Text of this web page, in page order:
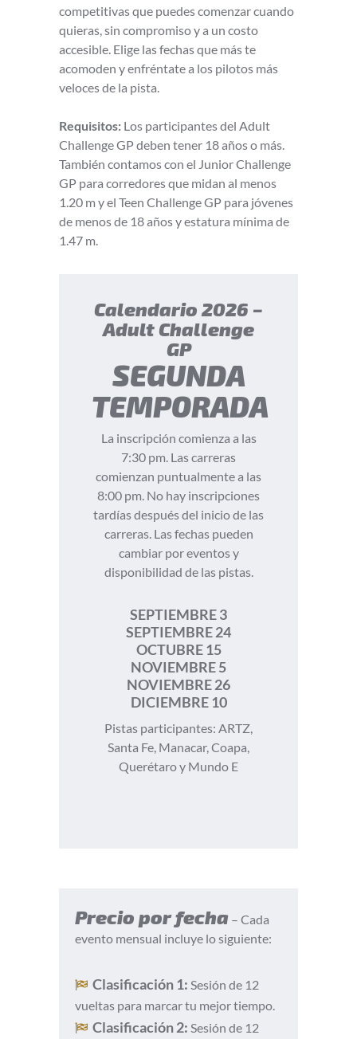
competitivas que puedes comenzar cuando
quieras, sin compromiso y a un costo
accesible. Elige las fechas que más te
acomoden y enfréntate a los pilotos más
veloces de la pista.
Requisitos: Los participantes del Adult
Challenge GP deben tener 18 años o más.
También contamos con el Junior Challenge
GP para corredores que midan al menos
1.20 m y el Teen Challenge GP para jóvenes
de menos de 18 años y estatura mínima de
1.47 m.
Calendario 2026 –
Adult Challenge
GP
SEGUNDA
TEMPORADA
La inscripción comienza a las
7:30 pm. Las carreras
comienzan puntualmente a las
8:00 pm. No hay inscripciones
tardías después del inicio de las
carreras. Las fechas pueden
cambiar por eventos y
disponibilidad de las pistas.
SEPTIEMBRE 3
SEPTIEMBRE 24
OCTUBRE 15
NOVIEMBRE 5
NOVIEMBRE 26
DICIEMBRE 10
Pistas participantes: ARTZ,
Santa Fe, Manacar, Coapa,
Querétaro y Mundo E
Precio por fecha – Cada
evento mensual incluye lo siguiente:
Clasificación 1: Sesión de 12
vueltas para marcar tu mejor tiempo.
Clasificación 2: Sesión de 12